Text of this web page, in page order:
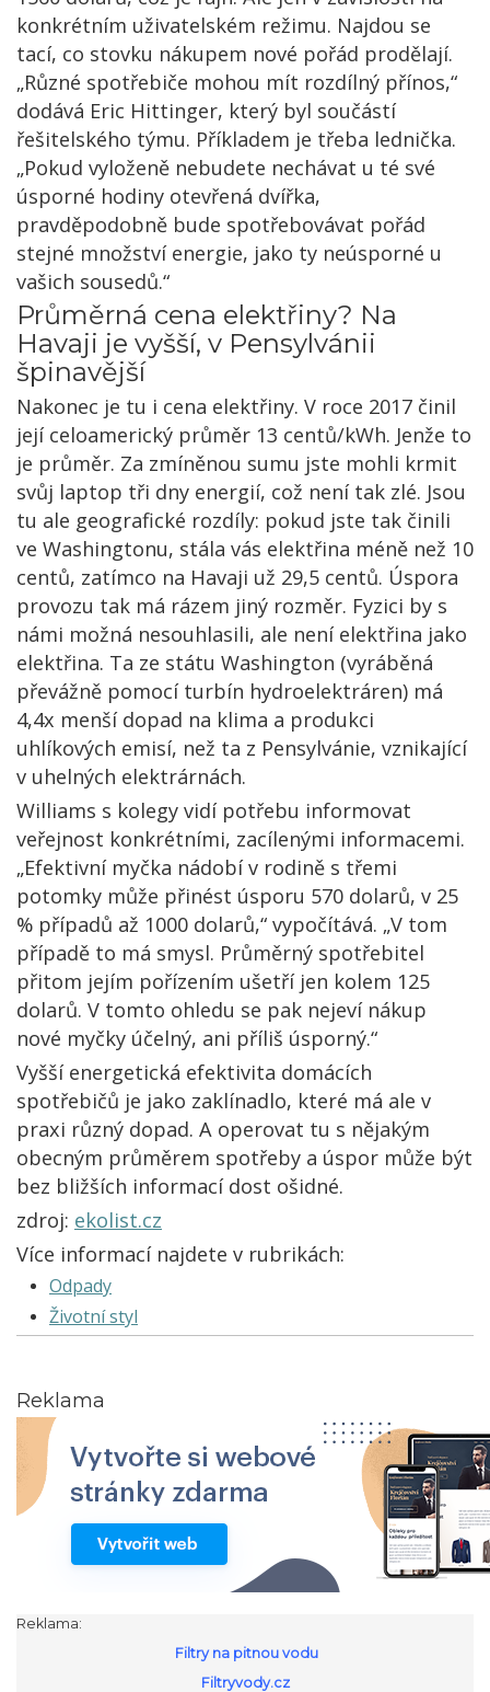
konkrétním uživatelském režimu. Najdou se
tací, co stovku nákupem nové pořád prodělají.
„Různé spotřebiče mohou mít rozdílný přínos,“
dodává Eric Hittinger, který byl součástí
řešitelského týmu. Příkladem je třeba lednička.
„Pokud vyloženě nebudete nechávat u té své
úsporné hodiny otevřená dvířka,
pravděpodobně bude spotřebovávat pořád
stejné množství energie, jako ty neúsporné u
vašich sousedů.“
Průměrná cena elektřiny? Na
Havaji je vyšší, v Pensylvánii
špinavější
Nakonec je tu i cena elektřiny. V roce 2017 činil
její celoamerický průměr 13 centů/kWh. Jenže to
je průměr. Za zmíněnou sumu jste mohli krmit
svůj laptop tři dny energií, což není tak zlé. Jsou
tu ale geografické rozdíly: pokud jste tak činili
ve Washingtonu, stála vás elektřina méně než 10
centů, zatímco na Havaji už 29,5 centů. Úspora
provozu tak má rázem jiný rozměr. Fyzici by s
námi možná nesouhlasili, ale není elektřina jako
elektřina. Ta ze státu Washington (vyráběná
převážně pomocí turbín hydroelektráren) má
4,4x menší dopad na klima a produkci
uhlíkových emisí, než ta z Pensylvánie, vznikající
v uhelných elektrárnách.
Williams s kolegy vidí potřebu informovat
veřejnost konkrétními, zacílenými informacemi.
„Efektivní myčka nádobí v rodině s třemi
potomky může přinést úsporu 570 dolarů, v 25
% případů až 1000 dolarů,“ vypočítává. „V tom
případě to má smysl. Průměrný spotřebitel
přitom jejím pořízením ušetří jen kolem 125
dolarů. V tomto ohledu se pak nejeví nákup
nové myčky účelný, ani příliš úsporný.“
Vyšší energetická efektivita domácích
spotřebičů je jako zaklínadlo, které má ale v
praxi různý dopad. A operovat tu s nějakým
obecným průměrem spotřeby a úspor může být
bez bližších informací dost ošidné.
zdroj: ekolist.cz
Více informací najdete v rubrikách:
Odpady
Životní styl
Reklama
Reklama:
Filtry na pitnou vodu
Filtryvody.cz